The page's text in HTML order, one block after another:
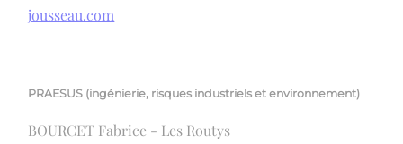
jousseau.com
PRAESUS (ingénierie, risques industriels et environnement)
BOURCET Fabrice - Les Routys